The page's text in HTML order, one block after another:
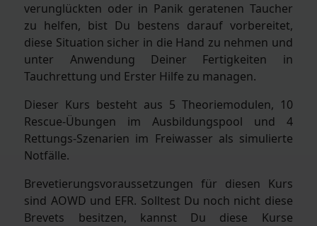
verunglückten oder in Panik geratenen Taucher
zu helfen, bist Du bestens darauf vorbereitet,
diese Situation sicher in die Hand zu nehmen und
unter Anwendung Deiner Fertigkeiten in
Tauchrettung und Erster Hilfe zu managen.
Dieser Kurs besteht aus 5 Theoriemodulen, 10
Rescue-Übungen im Ausbildungspool und 4
Rettungs-Szenarien im Freiwasser als simulierte
Notfälle.
Brevetierungsvoraussetzungen für diesen Kurs
sind AOWD und EFR. Solltest Du noch nicht diese
Brevets besitzen, kannst Du diese Kurse